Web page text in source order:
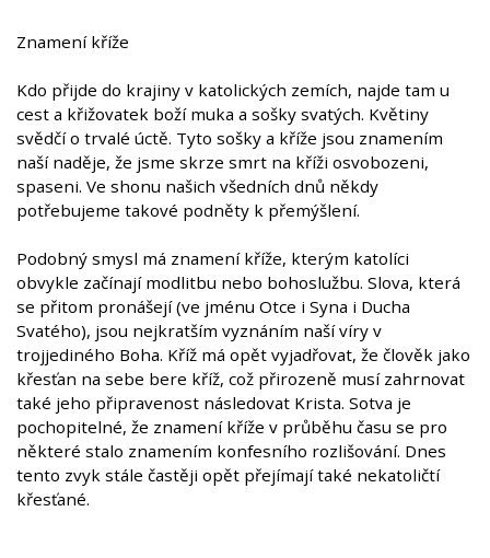
Znamení kříže
Kdo přijde do krajiny v katolických zemích, najde tam u
cest a křižovatek boží muka a sošky svatých. Květiny
svědčí o trvalé úctě. Tyto sošky a kříže jsou znamením
naší naděje, že jsme skrze smrt na kříži osvobozeni,
spaseni. Ve shonu našich všedních dnů někdy
potřebujeme takové podněty k přemýšlení.
Podobný smysl má znamení kříže, kterým katolíci
obvykle začínají modlitbu nebo bohoslužbu. Slova, která
se přitom pronášejí (ve jménu Otce i Syna i Ducha
Svatého), jsou nejkratším vyznáním naší víry v
trojjediného Boha. Kříž má opět vyjadřovat, že člověk jako
křesťan na sebe bere kříž, což přirozeně musí zahrnovat
také jeho připravenost následovat Krista. Sotva je
pochopitelné, že znamení kříže v průběhu času se pro
některé stalo znamením konfesního rozlišování. Dnes
tento zvyk stále častěji opět přejímají také nekatoličtí
křesťané.